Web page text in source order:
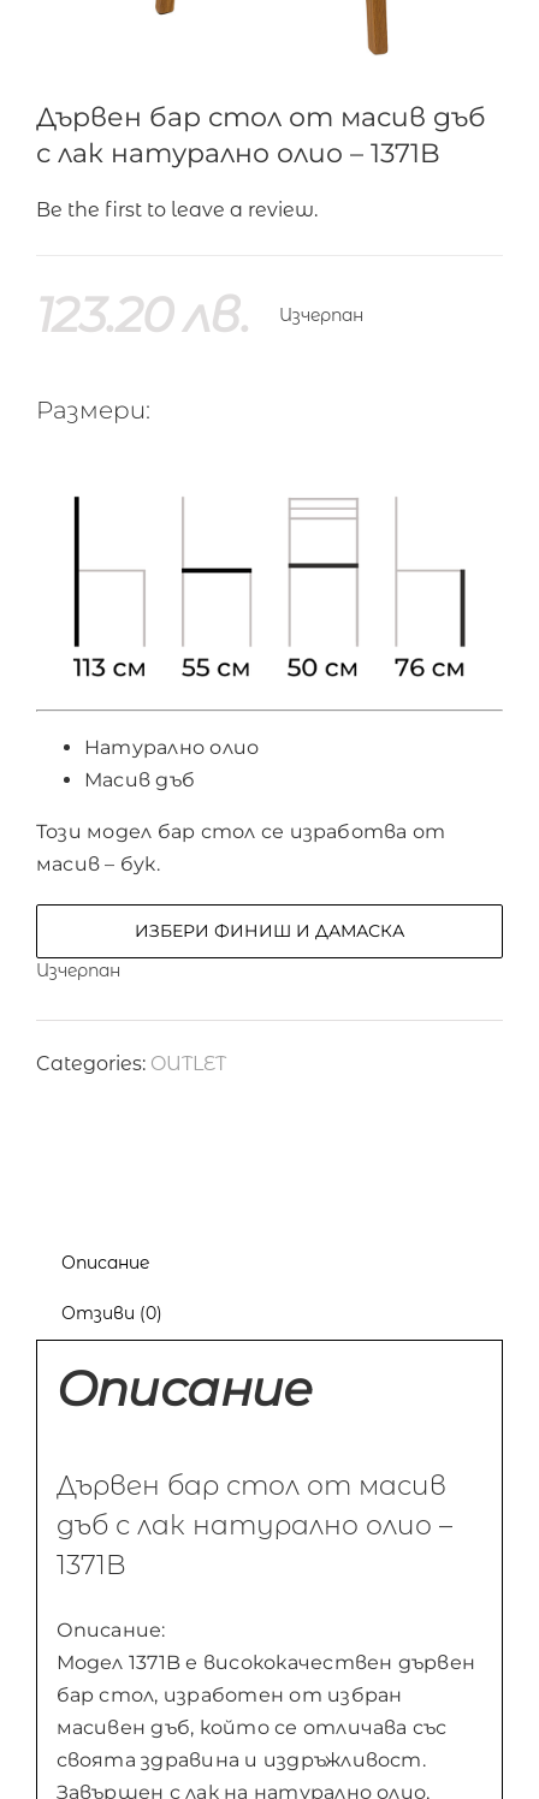
Дървен бар стол от масив дъб
с лак натурално олио – 1371B
Be the first to leave a review.
123.20лв. Изчерпан
Размери:
Натурално олио
Масив дъб
Този модел бар стол се изработва от
масив – бук.
ИЗБЕРИ ФИНИШ И ДАМАСКА
Изчерпан
Categories: OUTLET
Описание
Отзиви (0)
Описание
Дървен бар стол от масив
дъб с лак натурално олио –
1371B
Описание:
Модел 1371B е висококачествен дървен
бар стол, изработен от избран
масивен дъб, който се отличава със
своята здравина и издръжливост.
Завършен с лак на натурално олио,